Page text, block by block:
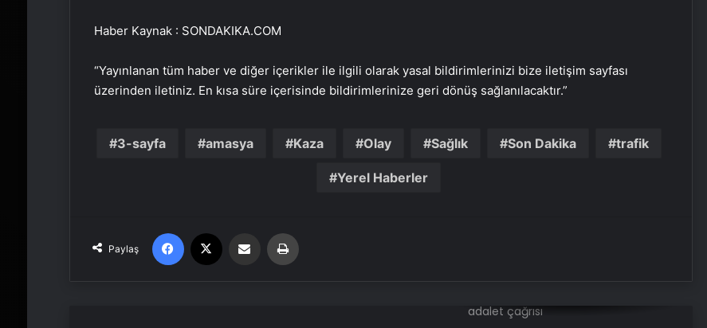
Haber Kaynak : SONDAKIKA.COM
“Yayınlanan tüm haber ve diğer içerikler ile ilgili olarak yasal bildirimlerinizi bize iletişim sayfası
üzerinden iletiniz. En kısa süre içerisinde bildirimlerinize geri dönüş sağlanılacaktır.”
3-sayfa amasya Kaza Olay Sağlık Son Dakika trafik
Yerel Haberler
Paylaş
Facebook Email'den paylaş
adalet çağrısı